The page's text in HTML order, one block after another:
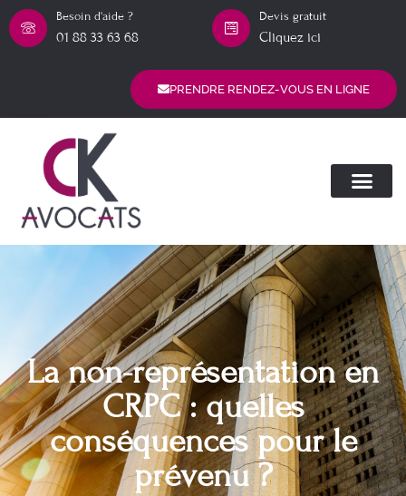
Besoin d'aide ?
01 88 33 63 68
Devis gratuit
Cliquez ici
PRENDRE RENDEZ-VOUS EN LIGNE
La non-représentation en
CRPC : quelles
conséquences pour le
prévenu ?